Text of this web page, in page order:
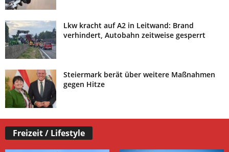
Lkw kracht auf A2 in Leitwand: Brand
verhindert, Autobahn zeitweise gesperrt
Steiermark berät über weitere Maßnahmen
gegen Hitze
Freizeit / Lifestyle